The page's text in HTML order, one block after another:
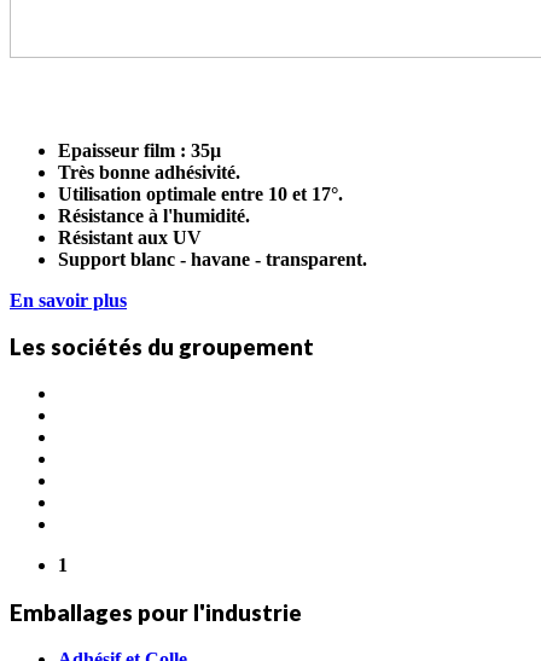
Epaisseur film : 35µ
Très bonne adhésivité.
Utilisation optimale entre 10 et 17°.
Résistance à l'humidité.
Résistant aux UV
Support blanc - havane - transparent.
En savoir plus
Les sociétés du groupement
1
Emballages pour l'industrie